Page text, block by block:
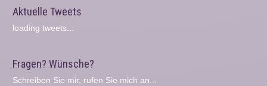
Aktuelle Tweets
loading tweets...
Fragen? Wünsche?
Schreiben Sie mir, rufen Sie mich an...